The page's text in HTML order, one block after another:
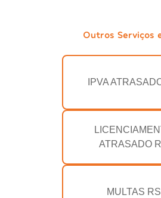
Outros Serviços
IPVA
ATRASADO
MULTAS RS